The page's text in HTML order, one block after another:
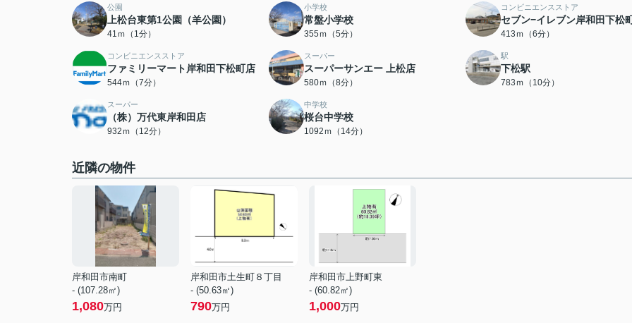
公園
上松台東第1公園（羊公園）
41ｍ（1分）
小学校
常盤小学校
355ｍ（5分）
コンビニエンスストア
セブン−イレブン岸和田下松
413ｍ（6分）
コンビニエンスストア
ファミリーマート岸和田下松町店
544ｍ（7分）
スーパー
スーパーサンエー 上松店
580ｍ（8分）
駅
下松駅
783ｍ（10分）
スーパー
（株）万代東岸和田店
932ｍ（12分）
中学校
桜台中学校
1092ｍ（14分）
近隣の物件
岸和田市南町
- (107.28㎡)
1,080万円
岸和田市土生町８丁目
- (50.63㎡)
790万円
岸和田市上野町東
- (60.82㎡)
1,000万円